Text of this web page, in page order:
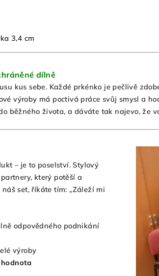
3,4 cm
dílně
kus sebe. Každé prkénko je pečlivě
výroby má poctivá práce svůj smysl a
běžného života, a dáváte tak najevo, že
– je to poselství. Stylový
který potěší a
set, říkáte tím: „Záleží mi
odpovědného podnikání
výroby